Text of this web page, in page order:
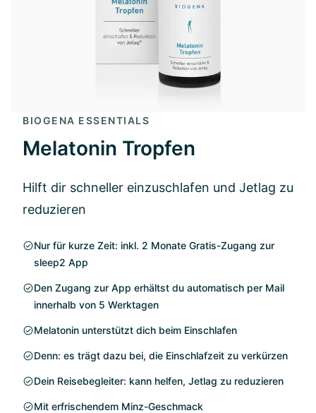
BIOGENA ESSENTIALS
Melatonin Tropfen
Hilft dir schneller einzuschlafen und Jetlag zu
reduzieren
Nur für kurze Zeit: inkl. 2 Monate Gratis-Zugang zur
sleep2 App
Den Zugang zur App erhältst du automatisch per Mail
innerhalb von 5 Werktagen
Melatonin unterstützt dich beim Einschlafen
Denn: es trägt dazu bei, die Einschlafzeit zu verkürzen
Dein Reisebegleiter: kann helfen, Jetlag zu reduzieren
Mit erfrischendem Minz-Geschmack